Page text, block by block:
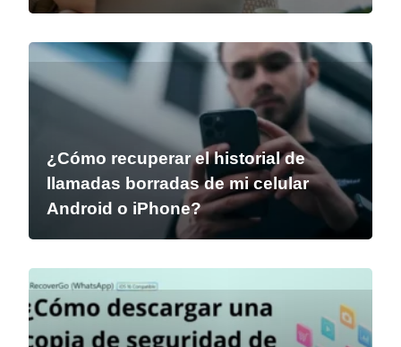
¿Cómo recuperar el historial de
llamadas borradas de mi celular
Android o iPhone?